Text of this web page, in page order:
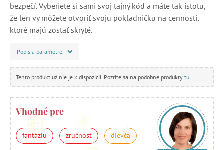
bezpečí. Vyberiete si sami svoj tajný kód a máte tak istotu,
že len vy môžete otvoriť svoju pokladničku na cennosti,
ktoré majú zostať skryté.
Popis a parametre
Tento produkt už nie je k dispozícii. Pozrite sa na podobné produkty tu.
Vhodné pre
fantáziu zručnosť dievča